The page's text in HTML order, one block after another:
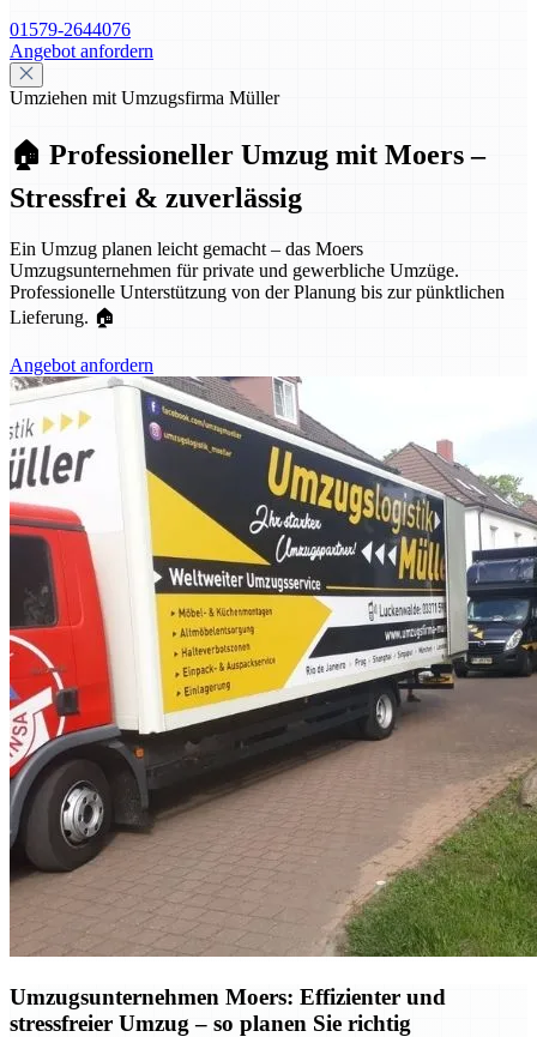
01579-2644076
Angebot anfordern
Umziehen mit Umzugsfirma Müller
🏠 Professioneller Umzug mit Moers –
Stressfrei & zuverlässig
Ein Umzug planen leicht gemacht – das Moers
Umzugsunternehmen für private und gewerbliche Umzüge.
Professionelle Unterstützung von der Planung bis zur pünktlichen
Lieferung. 🏠
Angebot anfordern
Umzugsunternehmen Moers: Effizienter und
stressfreier Umzug – so planen Sie richtig